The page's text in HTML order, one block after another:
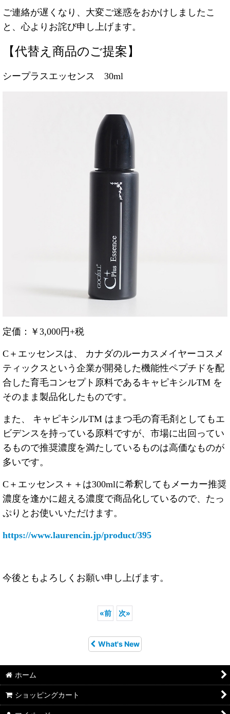
ご連絡が遅くなり、大変ご迷惑をおかけしましたこ
と、心よりお詫び申し上げます。
【代替え商品のご提案】
シープラスエッセンス 30ml
定価：￥3,000円+税
C＋エッセンスは、 カナダのルーカスメイヤーコスメ
ティックスという企業が開発した機能性ペプチドを配
合した育毛コンセプト原料であるキャピキシルTM を
そのまま製品化したものです。
また、 キャピキシルTM はまつ毛の育毛剤としてもエ
ビデンスを持っている原料ですが、市場に出回ってい
るもので推奨濃度を満たしているものは高価なものが
多いです。
C＋エッセンス＋＋は300mlに希釈してもメーカー推奨
濃度を逢かに超える濃度で商品化しているので、たっ
ぷりとお使いいただけます。
https://www.laurencin.jp/product/395
今後ともよろしくお願い申し上げます。
«前 次»
What's New
ホーム
ショッピングカート